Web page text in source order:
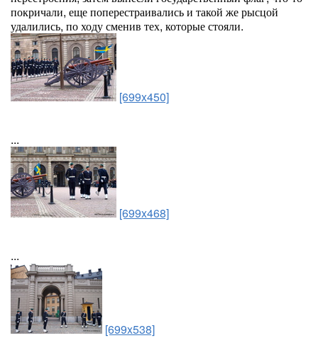
покричали, еще поперестраивались и такой же рысцой
удалились, по ходу сменив тех, которые стояли.
[699x450]
...
[699x468]
...
[699x538]